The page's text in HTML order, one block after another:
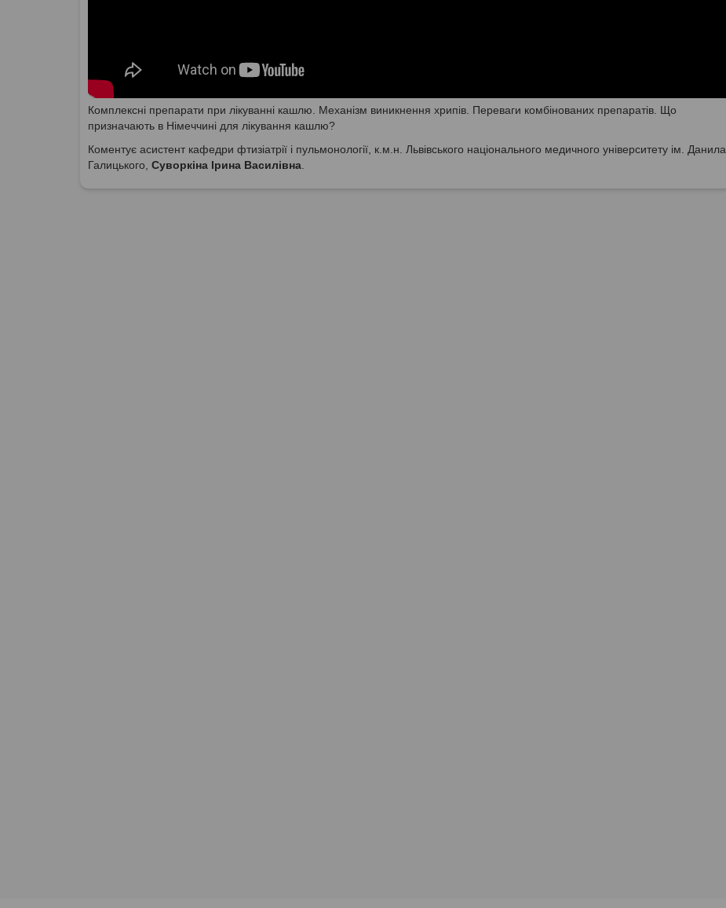
Комплексні препарати при лікуванні кашлю. Механізм виникнення хрипів. Переваги комбінованих препаратів. Що
призначають в Німеччині для лікування кашлю?
Коментує асистент кафедри фтизіатрії і пульмонології, к.м.н. Львівського національного медичного університету ім. Данила
Галицького, Суворкіна Ірина Василівна